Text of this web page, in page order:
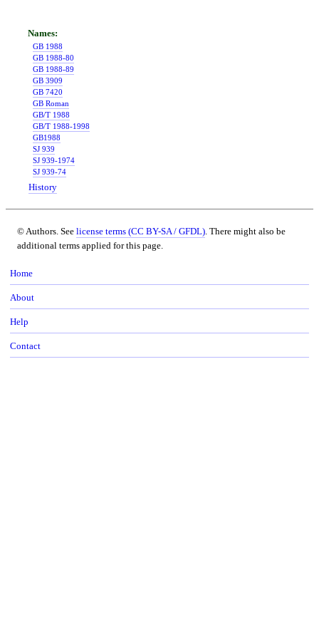
GB 1988
GB 1988-80
GB 1988-89
GB 3909
GB 7420
GB Roman
GB/T 1988
GB/T 1988-1998
GB1988
SJ 939
SJ 939-1974
SJ 939-74
History
© Authors. See license terms (CC BY-SA / GFDL) . There might also be
additional terms applied for this page.
Home
About
Help
Contact